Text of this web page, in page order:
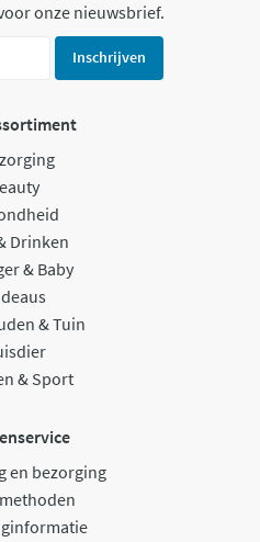
onze nieuwsbrief.
Inschrijven
Drinken
& Baby
& Tuin
& Sport
en bezorging